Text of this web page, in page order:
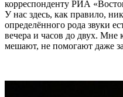
корреспонденту РИА
У нас здесь, как правило,
определённого рода звуки
вечера и часов до двух. Мне
мешают, не помогают даже